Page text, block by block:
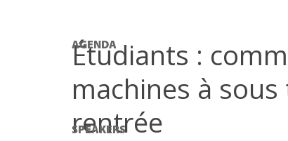
AGENDA
SPEAKERS
Étudiants :
machines à
rentrée